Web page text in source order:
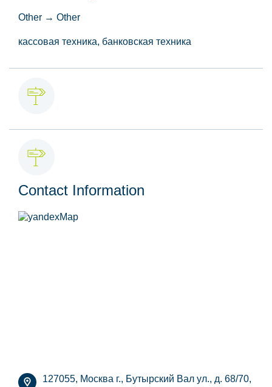
Other → Other
кассовая техника, банковская техника
Contact Information
127055, Москва г., Бутырский Вал ул., д. 68/70,